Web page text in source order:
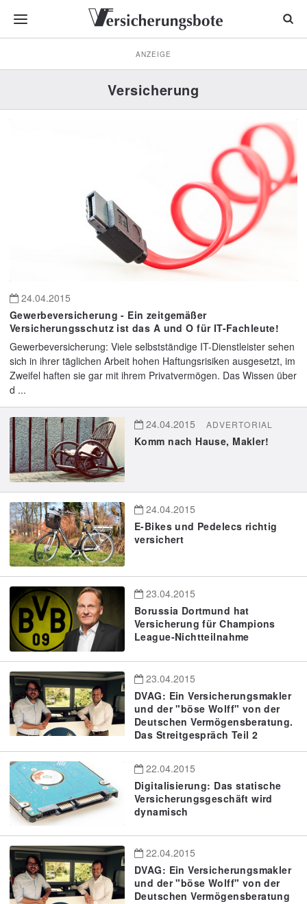
ANZEIGE
Versicherung
24.04.2015
Gewerbeversicherung - Ein zeitgemäßer
Versicherungsschutz ist das A und O für IT-Fachleute!
Gewerbeversicherung: Viele selbstständige IT-Dienstleister sehen
sich in ihrer täglichen Arbeit hohen Haftungsrisiken ausgesetzt, im
Zweifel haften sie gar mit ihrem Privatvermögen. Das Wissen über
d ...
24.04.2015 ADVERTORIAL
Komm nach Hause, Makler!
24.04.2015
E-Bikes und Pedelecs richtig
versichert
23.04.2015
Borussia Dortmund hat
Versicherung für Champions
League-Nichtteilnahme
23.04.2015
DVAG: Ein Versicherungsmakler
und der "böse Wolff" von der
Deutschen Vermögensberatung.
Das Streitgespräch Teil 2
22.04.2015
Digitalisierung: Das statische
Versicherungsgeschäft wird
dynamisch
22.04.2015
DVAG: Ein Versicherungsmakler
und der "böse Wolff" von der
Deutschen Vermögensberatung